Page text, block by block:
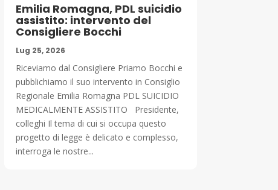
Emilia Romagna, PDL suicidio
assistito: intervento del
Consigliere Bocchi
Lug 25, 2026
Riceviamo dal Consigliere Priamo Bocchi e
pubblichiamo il suo intervento in Consiglio
Regionale Emilia Romagna PDL SUICIDIO
MEDICALMENTE ASSISTITO Presidente,
colleghi Il tema di cui si occupa questo
progetto di legge è delicato e complesso,
interroga le nostre...